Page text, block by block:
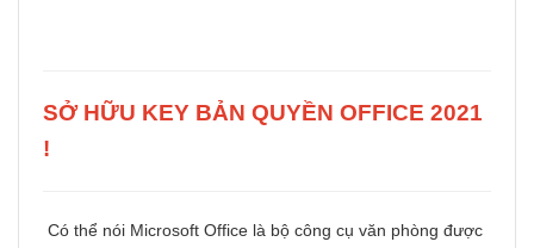
SỞ HỮU KEY BẢN QUYỀN OFFICE 2021
!
Có thể nói Microsoft Office là bộ công cụ văn phòng được